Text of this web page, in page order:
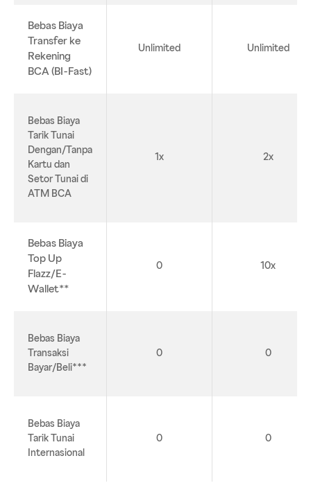
Bebas Biaya
Transfer ke
Rekening
BCA (BI-Fast)
Unlimited Unlimited
Bebas Biaya
Tarik Tunai
Dengan/Tanpa
Kartu dan
Setor Tunai di
ATM BCA
1x 2x
Bebas Biaya
Top Up
Flazz/E-
Wallet**
0 10x
Bebas Biaya
Transaksi
Bayar/Beli***
0 0
Bebas Biaya
Tarik Tunai
Internasional
0 0